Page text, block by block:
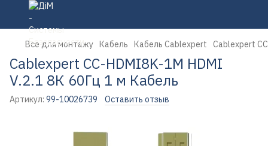
Все для монтажу Кабель Кабель Cablexpert Cablexpert
Cablexpert CC-HDMI8K-1M HDMI
V.2.1 8К 60Гц 1 м Кабель
Артикул: 99-10026739 Оставить отзыв